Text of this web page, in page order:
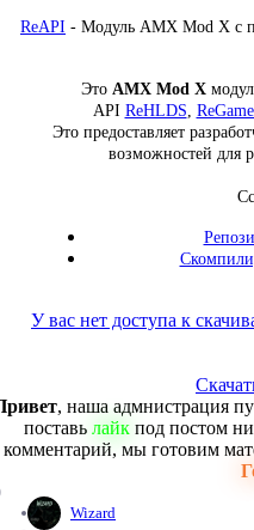
ReAPI - Модуль AMX Mod X с
Это AMX Mod X
API ReHLDS
Это предоставляет
возможностей для
У вас нет доступа к
, наша адмнистрация
поставь лайкпод постом
комментарий, мы готовим
Wizard